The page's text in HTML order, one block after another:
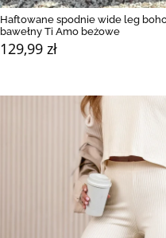
Haftowane spodnie wide leg
bawełny Ti Amo beżowe
129,99 zł